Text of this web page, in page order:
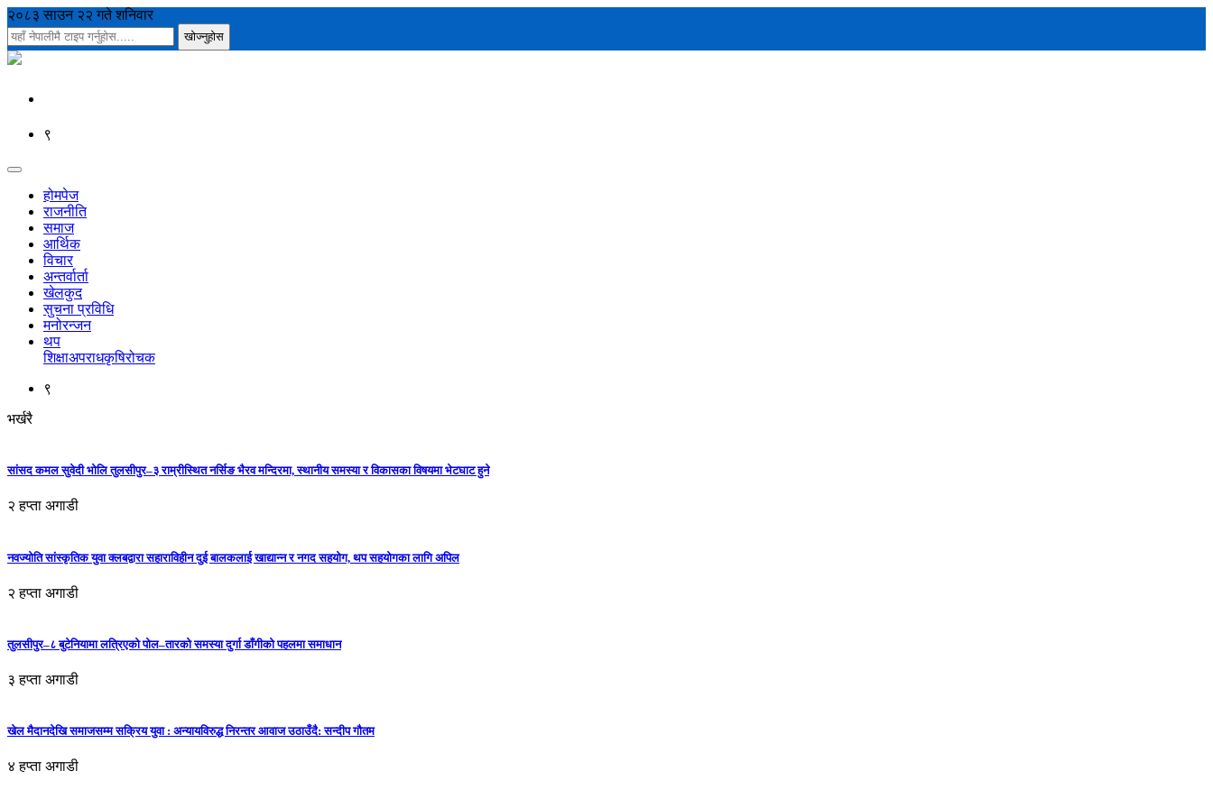
२०८३ साउन २२ गते शनिवार
९
होमपेज
राजनीति
समाज
आर्थिक
विचार
अन्तर्वार्ता
खेलकुद
सुचना प्रविधि
मनोरन्जन
थप
शिक्षाअपराधकृषिरोचक
९
भर्खरै
सांसद कमल सुवेदी भोलि तुलसीपुर–३ राम्रीस्थित नर्सिङ भैरव मन्दिरमा, स्थानीय समस्या र विकासका विषयमा भेटघाट हुने
२ हप्ता अगाडी
नवज्योति सांस्कृतिक युवा क्लबद्वारा सहाराविहीन दुई बालकलाई खाद्यान्न र नगद सहयोग, थप सहयोगका लागि अपिल
२ हप्ता अगाडी
तुलसीपुर–८ बुटेनियामा लत्रिएको पोल–तारको समस्या दुर्गा डाँगीको पहलमा समाधान
३ हप्ता अगाडी
खेल मैदानदेखि समाजसम्म सक्रिय युवा : अन्यायविरुद्ध निरन्तर आवाज उठाउँदै: सन्दीप गौतम
४ हप्ता अगाडी